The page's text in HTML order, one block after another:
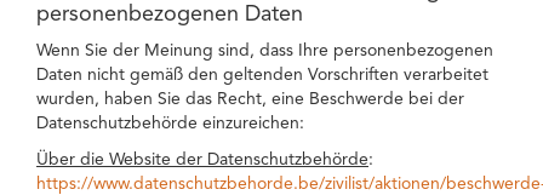
personenbezogenen Daten
Wenn Sie der Meinung sind, dass Ihre personenbezogenen
Daten nicht gemäß den geltenden Vorschriften verarbeitet
wurden, haben Sie das Recht, eine Beschwerde bei der
Datenschutzbehörde einzureichen:
Über die Website der Datenschutzbehörde:
https://www.datenschutzbehorde.be/zivilist/aktionen/